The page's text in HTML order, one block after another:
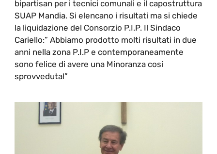
bipartisan per i tecnici comunali e il capostruttura
SUAP Mandia. Si elencano i risultati ma si chiede
la liquidazione del Consorzio P.I.P. Il Sindaco
Cariello:” Abbiamo prodotto molti risultati in due
anni nella zona P.I.P e contemporaneamente
sono felice di avere una Minoranza cosi
sprovveduta!”